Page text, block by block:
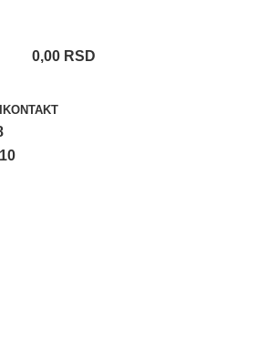
0,00 RSD
KONTAKT